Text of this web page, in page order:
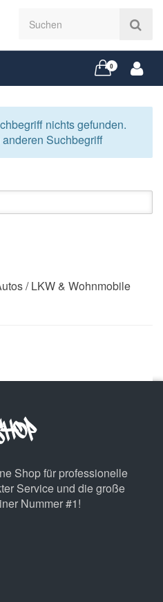
0
nichts gefunden.
Suchbegriff
/ LKW & Wohnmobile
Shop für professionelle
Service und die große
Nummer #1!